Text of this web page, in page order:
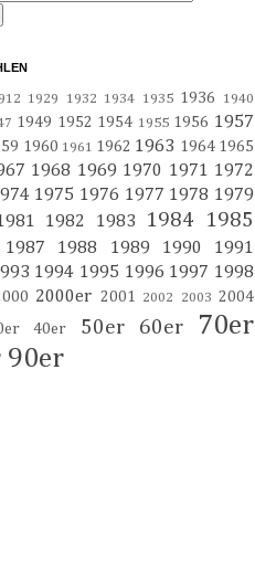
1929 1932 1934 1935 1936
1940
1949 1952 1954 1955 1956 1957
1960 1961 1962 1963 1964 1965
1968 1969 1970 1971 1972
1975 1976 1977 1978 1979
1982 1983 1984
1985
1987 1988 1989 1990
1991
1994 1995 1996 1997 1998
2000er 2001 2002 2003 2004
40er 50er 60er
70er
90er